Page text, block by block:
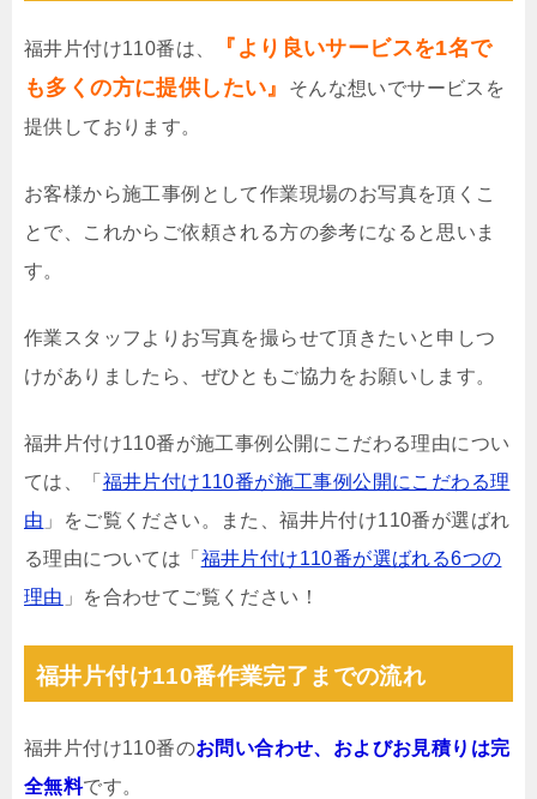
福井片付け110番は、
『より良いサービスを1名で
も多くの方に提供したい』
そんな想いでサービスを
提供しております。
お客様から施工事例として作業現場のお写真を頂くこ
とで、これからご依頼される方の参考になると思いま
す。
作業スタッフよりお写真を撮らせて頂きたいと申しつ
けがありましたら、ぜひともご協力をお願いします。
福井片付け110番が施工事例公開にこだわる理由につい
ては、「 福井片付け110番が施工事例公開にこだわる理
由 」をご覧ください。また、福井片付け110番が選ばれ
る理由については「 福井片付け110番が選ばれる6つの
理由 」を合わせてご覧ください！
福井片付け110番作業完了までの流れ
福井片付け110番のお問い合わせ、およびお見積りは完
全無料です。